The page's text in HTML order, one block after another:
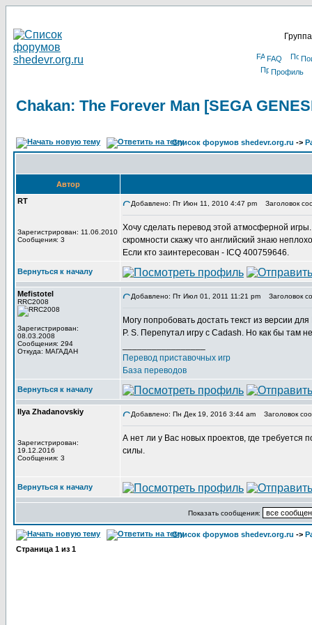
FAQ
Профиль
Chakan: The Forever Man [SEGA
Список форумов shedevr.org.ru ->
Автор
RT
Зарегистрирован: 11.06.2010
Сообщения: 3
Добавлено: Пт Июн 11, 2010 4:47 pm Заголовок
Хочу сделать перевод этой атмосферной
скромности скажу что английский знаю
Если кто заинтересован - ICQ 400759646.
Вернуться к началу
Mefistotel
RRC2008
Зарегистрирован:
08.03.2008
Сообщения: 294
Откуда: МАГАДАН
Добавлено: Пт Июл 01, 2011 11:21 pm Заголовок
Могу попробовать достать текст из версии
P. S. Перепутал игру с Cadash. Но как бы там
Перевод приставочных игр
База переводов
Вернуться к началу
Ilya Zhadanovskiy
Зарегистрирован:
19.12.2016
Сообщения: 3
Добавлено: Пн Дек 19, 2016 3:44 am Заголовок
А нет ли у Вас новых проектов, где
силы.
Вернуться к началу
Показать сообщения:
Список форумов shedevr.org.ru ->
Страница 1 из 1